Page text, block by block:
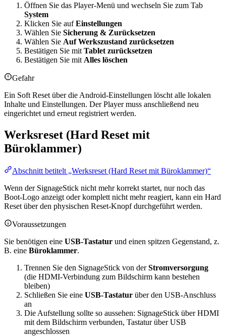
Öffnen Sie das Player-Menü und wechseln Sie zum Tab
System
Klicken Sie aufEinstellungen
Wählen Sie Sicherung & Zurücksetzen
Wählen Sie Auf Werkszustand zurücksetzen
Bestätigen Sie mit Tablet zurücksetzen
Bestätigen Sie mit Alles löschen
Gefahr
Ein Soft Reset über die Android-Einstellungen löscht alle lokalen
Inhalte und Einstellungen. Der Player muss anschließend neu
eingerichtet und erneut registriert werden.
Werksreset (Hard Reset mit
Büroklammer)
Abschnitt betitelt „Werksreset (Hard Reset mit Büroklammer)“
Wenn der SignageStick nicht mehr korrekt startet, nur noch das
Boot-Logo anzeigt oder komplett nicht mehr reagiert, kann ein Hard
Reset über den physischen Reset-Knopf durchgeführt werden.
Voraussetzungen
Sie benötigen eine USB-Tastatur und einen spitzen Gegenstand, z.
B. eine Büroklammer.
Trennen Sie den SignageStick von derStromversorgung
(die HDMI-Verbindung zum Bildschirm kann bestehen
bleiben)
Schließen Sie eine USB-Tastatur über den USB-Anschluss
an
Die Aufstellung sollte so aussehen: SignageStick über HDMI
mit dem Bildschirm verbunden, Tastatur über USB
angeschlossen